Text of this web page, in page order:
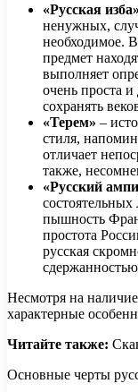
«Русская изба»
ненужных,
необходимое.
предмет
выполняет
очень проста
сохранять
«Терем» –
стиля,
отличает
также,
«Русский
пышность
простота
русская
Несмотря на
характерные
Читайте также:
Основные черты